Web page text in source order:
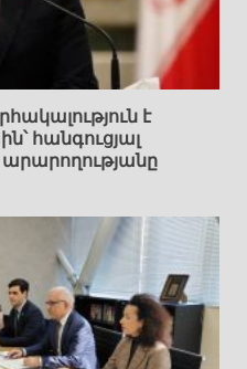
է
հանգուցյալ